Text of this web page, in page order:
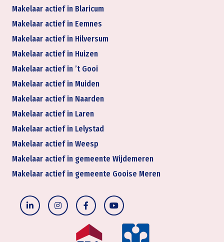
Makelaar actief in Blaricum
Makelaar actief in Eemnes
Makelaar actief in Hilversum
Makelaar actief in Huizen
Makelaar actief in ’t Gooi
Makelaar actief in Muiden
Makelaar actief in Naarden
Makelaar actief in Laren
Makelaar actief in Lelystad
Makelaar actief in Weesp
Makelaar actief in gemeente Wijdemeren
Makelaar actief in gemeente Gooise Meren